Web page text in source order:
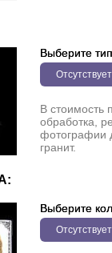
Выберите тип
Отсутствует
В стоимость
обработка,
фотографии
гранит.
Выберите
Отсутствует